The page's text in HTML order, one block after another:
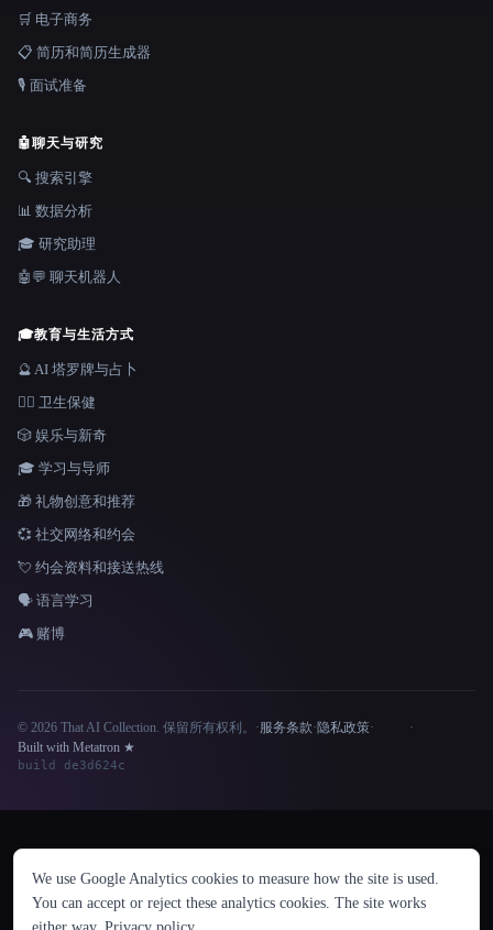
语言
English español Français Русский 简体中文
Hindi
🛒 电子商务
📋 简历和简历生成器
🎙️ 面试准备
🤖聊天与研究
🔍 搜索引擎
📊 数据分析
🎓 研究助理
🤖💬 聊天机器人
🎓教育与生活方式
🔮 AI 塔罗牌与占卜
👩‍⚕️ 卫生保健
🎲 娱乐与新奇
🎓 学习与导师
🎁 礼物创意和推荐
💞 社交网络和约会
💘 约会资料和接送热线
🗣️ 语言学习
🎮 赌博
Site information
© 2026 That AI Collection. 保留所有权利。 ·服务条款·隐私政策·
·
Built with Metatron ★
build de3d624c
We use Google Analytics cookies to measure how the site is used.
You can accept or reject these analytics cookies. The site works